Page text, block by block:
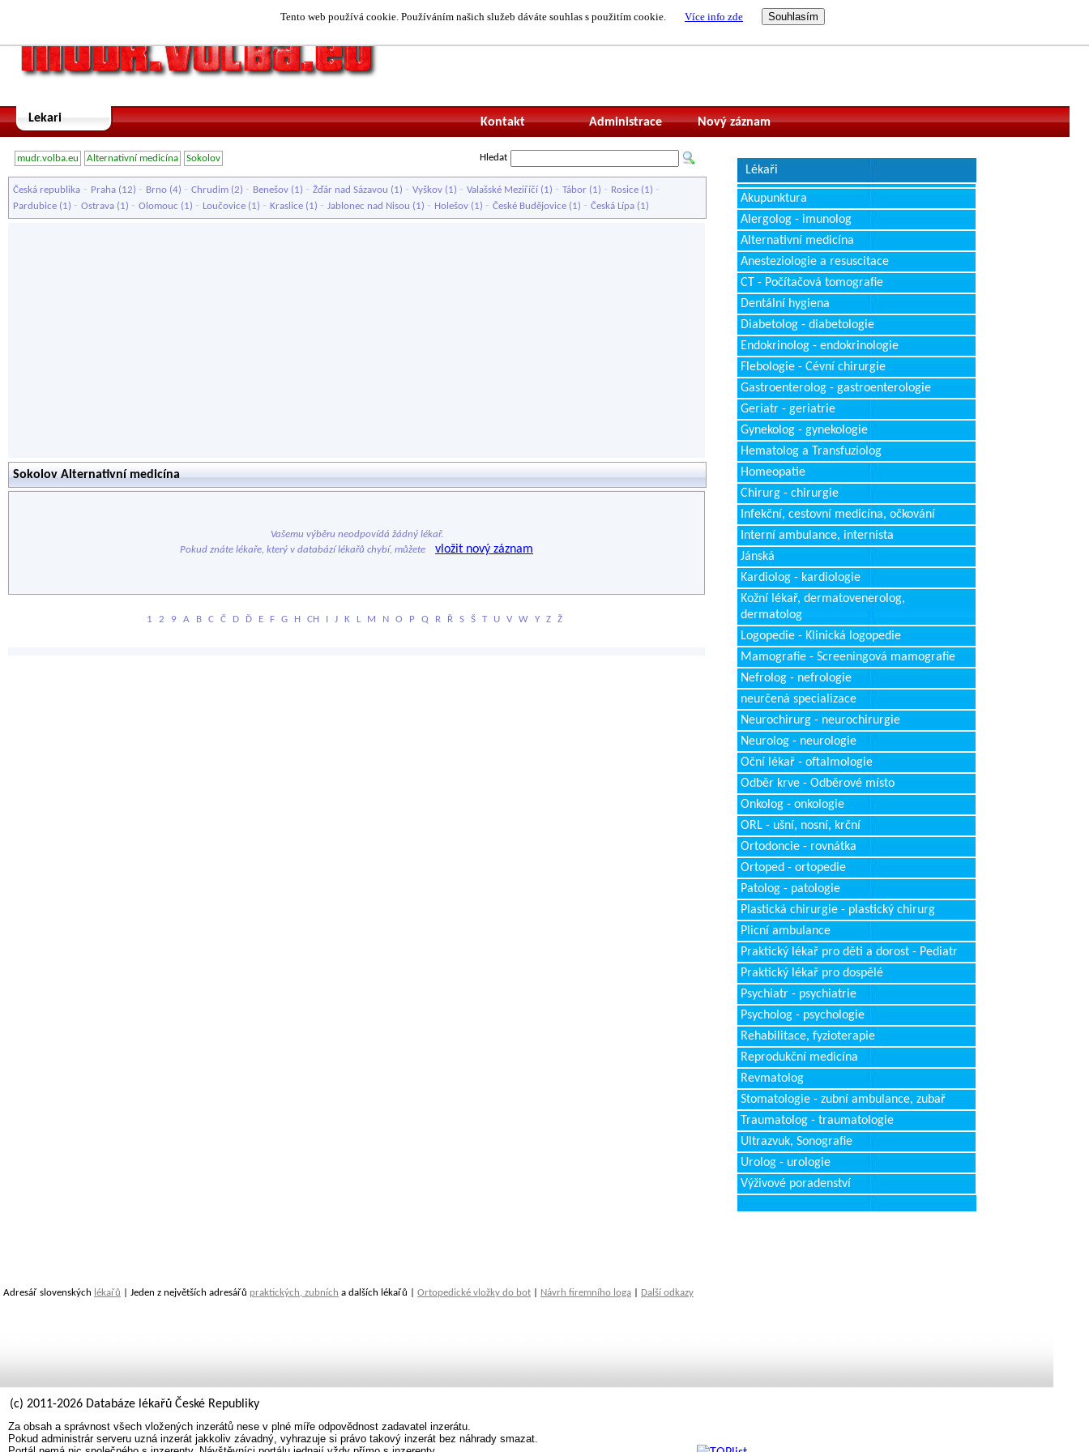
Tento web používá cookie. Používáním našich služeb dáváte souhlas s použitím cookie. Více info zde
Lekari Nový záznam
Administrace
Kontakt
mudr.volba.eu Alternativní medicína Sokolov Hledat
Česká republika - Praha (12) - Brno (4) - Chrudim (2) - Benešov (1) - Žďár nad Sázavou (1) - Vyškov (1) - Valašské Meziříčí (1) - Tábor (1) - Rosice (1) -
Pardubice (1) - Ostrava (1) - Olomouc (1) - Loučovice (1) - Kraslice (1) - Jablonec nad Nisou (1) - Holešov (1) - České Budějovice (1) - Česká Lípa (1)
Sokolov Alternativní medicína
Vašemu výběru neodpovídá žádný lékař.
Pokud znáte lékaře, který v databází lékařů chybí, můžete
vložit nový záznam
1 2 9 A B C Č D Ď E F G H CH I J K L M N O P Q R Ř S Š T U V W Y Z Ž
Lékaři
Akupunktura
Alergolog - imunolog
Alternativní medicína
Anesteziologie a resuscitace
CT - Počítačová tomografie
Dentální hygiena
Diabetolog - diabetologie
Endokrinolog - endokrinologie
Flebologie - Cévní chirurgie
Gastroenterolog - gastroenterologie
Geriatr - geriatrie
Gynekolog - gynekologie
Hematolog a Transfuziolog
Homeopatie
Chirurg - chirurgie
Infekční, cestovní medicína, očkování
Interní ambulance, internista
Jánská
Kardiolog - kardiologie
Kožní lékař, dermatovenerolog,
dermatolog
Logopedie - Klinická logopedie
Mamografie - Screeningová mamografie
Nefrolog - nefrologie
neurčená specializace
Neurochirurg - neurochirurgie
Neurolog - neurologie
Oční lékař - oftalmologie
Odběr krve - Odběrové místo
Onkolog - onkologie
ORL - ušní, nosní, krční
Ortodoncie - rovnátka
Ortoped - ortopedie
Patolog - patologie
Plastická chirurgie - plastický chirurg
Plicní ambulance
Praktický lékař pro děti a dorost - Pediatr
Praktický lékař pro dospělé
Psychiatr - psychiatrie
Psycholog - psychologie
Rehabilitace, fyzioterapie
Reprodukční medicína
Revmatolog
Stomatologie - zubní ambulance, zubař
Traumatolog - traumatologie
Ultrazvuk, Sonografie
Urolog - urologie
Výživové poradenství
Adresář slovenských lékařů | Jeden z největších adresářů praktických, zubních a dalších lékařů | Ortopedické vložky do bot Návrh firemního loga Další odkazy
(c) 2011-2026 Databáze lékařů České Republiky
Za obsah a správnost všech vložených inzerátů nese v plné míře odpovědnost zadavatel inzerátu.
Pokud administrár serveru uzná inzerát jakkoliv závadný, vyhrazuje si právo takový inzerát bez náhrady smazat.